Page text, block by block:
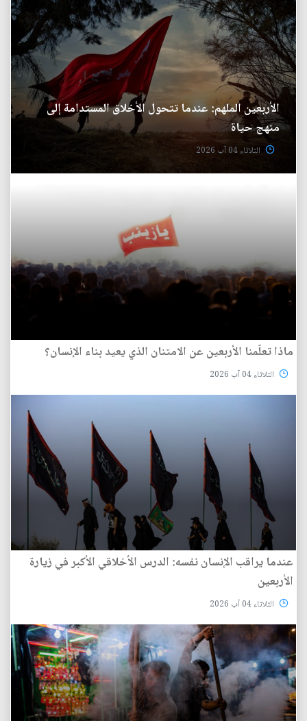
الأربعين الملهم: عندما تتحول الأخلاق المستدامة إلى
منهج حياة
الثلاثاء 04 آب 2026
ماذا تعلّمنا الأربعين عن الامتنان الذي يعيد بناء الإنسان؟
الثلاثاء 04 آب 2026
عندما يراقب الإنسان نفسه: الدرس الأخلاقي الأكبر في زيارة
الأربعين
الثلاثاء 04 آب 2026